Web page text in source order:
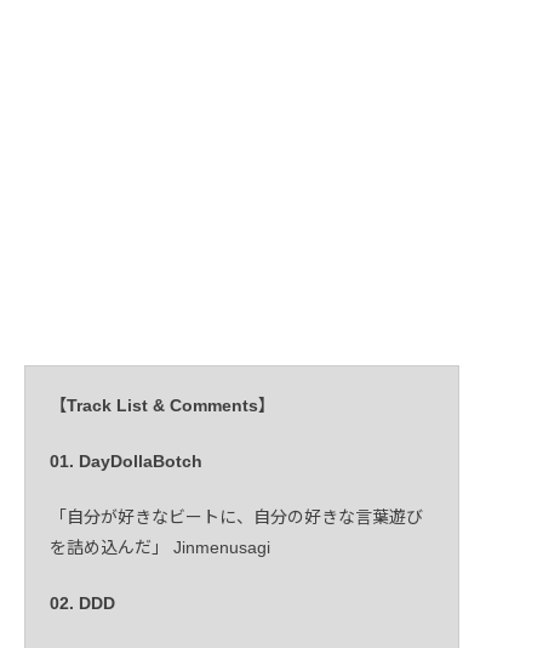
【Track List & Comments】
01. DayDollaBotch
「自分が好きなビートに、自分の好きな言葉遊び
を詰め込んだ」 Jinmenusagi
02. DDD